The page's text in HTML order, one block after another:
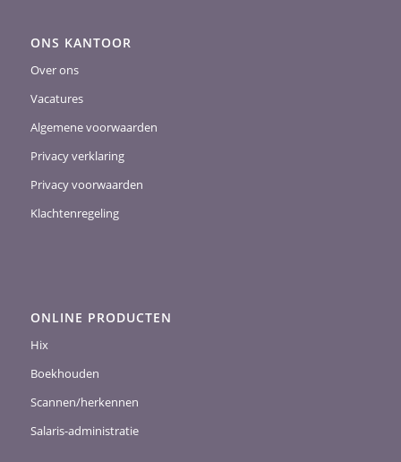
ONS KANTOOR
Over ons
Vacatures
Algemene voorwaarden
Privacy verklaring
Privacy voorwaarden
Klachtenregeling
ONLINE PRODUCTEN
Hix
Boekhouden
Scannen/herkennen
Salaris-administratie